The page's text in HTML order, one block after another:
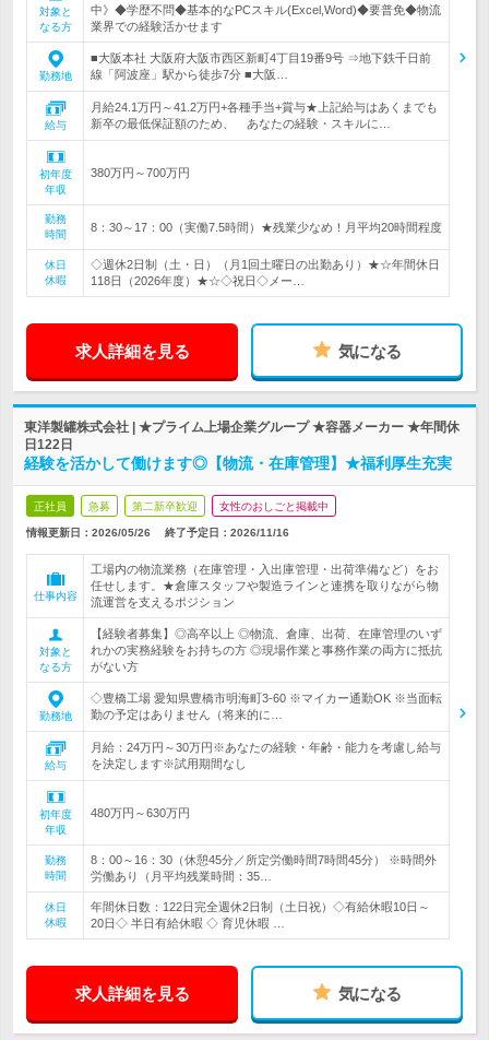
対象と
なる方
中》◆学歴不問◆基本的なPCスキル(Excel,Word)◆要普免◆物流
業界での経験活かせます
勤務地
■大阪本社 大阪府大阪市西区新町4丁目19番9号 ⇒地下鉄千日前
線「阿波座」駅から徒歩7分 ■大阪…
給与
月給24.1万円～41.2万円+各種手当+賞与★上記給与はあくまでも
新卒の最低保証額のため、 あなたの経験・スキルに…
初年度
年収
380万円～700万円
勤務
時間
8：30～17：00（実働7.5時間）★残業少なめ！月平均20時間程度
休日
休暇
◇週休2日制（土・日）（月1回土曜日の出勤あり）★☆年間休日
118日（2026年度）★☆◇祝日◇メー…
求人詳細を見る 気になる
東洋製罐株式会社 | ★プライム上場企業グループ ★容器メーカー ★年間休
日122日
経験を活かして働けます◎【物流・在庫管理】★福利厚生充実
正社員 急募 第二新卒歓迎 女性のおしごと掲載中
情報更新日：2026/05/26 終了予定日： 2026/11/16
仕事内容
工場内の物流業務（在庫管理・入出庫管理・出荷準備など）をお
任せします。★倉庫スタッフや製造ラインと連携を取りながら物
流運営を支えるポジション
対象と
なる方
【経験者募集】◎高卒以上 ◎物流、倉庫、出荷、在庫管理のいず
れかの実務経験をお持ちの方 ◎現場作業と事務作業の両方に抵抗
がない方
勤務地
◇豊橋工場 愛知県豊橋市明海町3-60 ※マイカー通勤OK ※当面転
勤の予定はありません（将来的に…
給与
月給：24万円～30万円※あなたの経験・年齢・能力を考慮し給与
を決定します※試用期間なし
初年度
年収
480万円～630万円
勤務
時間
8：00～16：30（休憩45分／所定労働時間7時間45分） ※時間外
労働あり（月平均残業時間：35…
休日
休暇
年間休日数：122日完全週休2日制（土日祝）◇有給休暇10日～
20日◇ 半日有給休暇 ◇ 育児休暇 …
求人詳細を見る 気になる